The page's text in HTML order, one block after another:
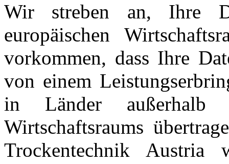
Wir streben an, Ihre
europäischen
vorkommen, dass Ihre
von einem
in Länder außerhalb
Wirtschaftsraums
Trockentechnik Austria